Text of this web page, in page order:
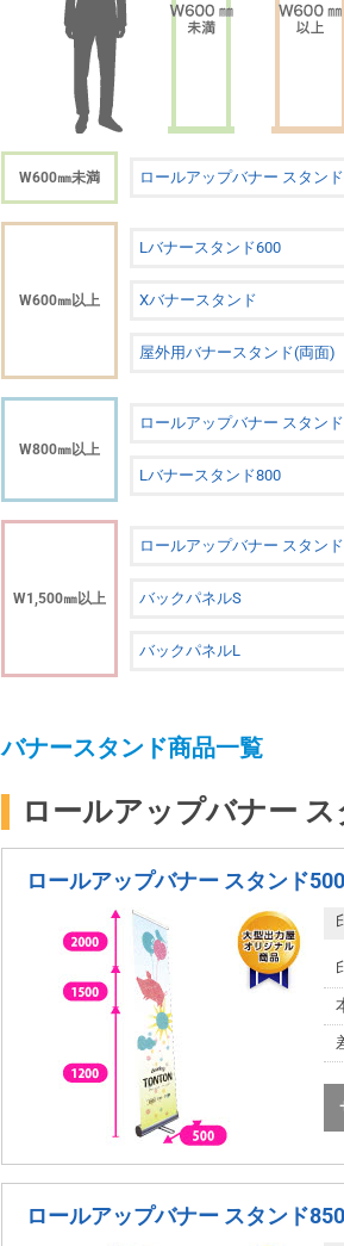
W600㎜未満 ロールアップバナー スタン
W600㎜以上
Lバナースタンド600
Xバナースタンド
屋外用バナースタンド(両面)
W800㎜以上
ロールアップバナー スタン
Lバナースタンド800
W1,500㎜以上
ロールアップバナー スタン
バックパネルS
バックパネルL
バナースタンド商品一覧
ロールアップバナー
ロールアップバナー スタンド500
ロールアップバナー スタンド850